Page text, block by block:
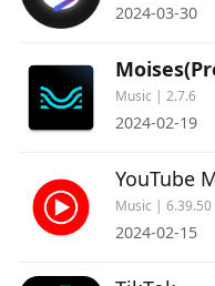
2024-03-30
Music | 2.7.6
2024-02-19
YouTube
Music | 6.39.50
2024-02-15